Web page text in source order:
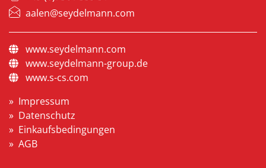
aalen@seydelmann.com
www.seydelmann.com
www.seydelmann-group.de
www.s-cs.com
Impressum
Datenschutz
Einkaufsbedingungen
AGB